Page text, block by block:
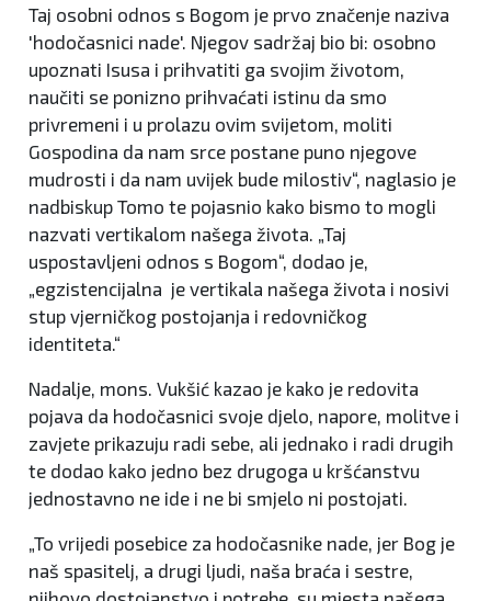
Taj osobni odnos s Bogom je prvo značenje naziva
'hodočasnici nade'. Njegov sadržaj bio bi: osobno
upoznati Isusa i prihvatiti ga svojim životom,
naučiti se ponizno prihvaćati istinu da smo
privremeni i u prolazu ovim svijetom, moliti
Gospodina da nam srce postane puno njegove
mudrosti i da nam uvijek bude milostiv“, naglasio je
nadbiskup Tomo te pojasnio kako bismo to mogli
nazvati vertikalom našega života. „Taj
uspostavljeni odnos s Bogom“, dodao je,
„egzistencijalna je vertikala našega života i nosivi
stup vjerničkog postojanja i redovničkog
identiteta.“
Nadalje, mons. Vukšić kazao je kako je redovita
pojava da hodočasnici svoje djelo, napore, molitve i
zavjete prikazuju radi sebe, ali jednako i radi drugih
te dodao kako jedno bez drugoga u kršćanstvu
jednostavno ne ide i ne bi smjelo ni postojati.
„To vrijedi posebice za hodočasnike nade, jer Bog je
naš spasitelj, a drugi ljudi, naša braća i sestre,